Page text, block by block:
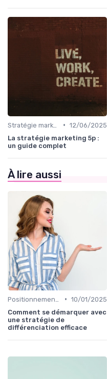
• 12/06/2025
La stratégie marketing 5p :
un guide complet
À lire aussi
• 10/01/2025
Comment se démarquer avec
une stratégie de
différenciation efficace